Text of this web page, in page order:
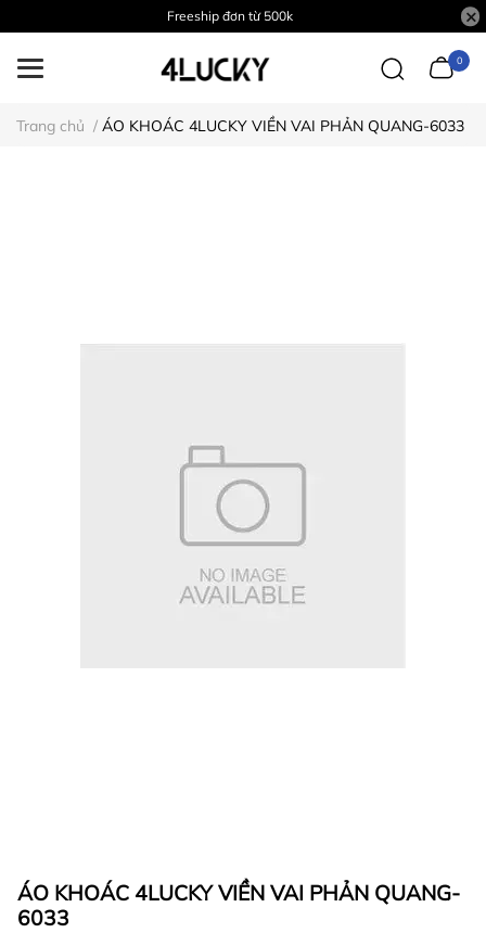
Freeship đơn từ 500k
0
Trang chủ / ÁO KHOÁC 4LUCKY VIỀN VAI PHẢN QUANG-6033
ÁO KHOÁC 4LUCKY VIỀN VAI PHẢN QUANG-
6033